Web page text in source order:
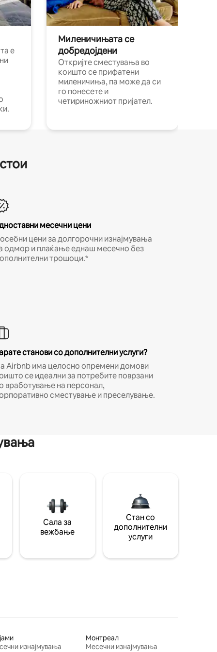
е
Миленичињата се
добредојдени
Откријте сместувања во
коишто се прифатени
миленичиња, па може да си
го понесете и
четириножниот пријател.
месечни цени
цени за долгорочни изнајмувања
одмор и плаќање еднаш месечно без
трошоци.*
станови со дополнителни услуги?
Airbnb има целосно опремени домови
се идеални за потребите поврзани
вработување на персонал,
сместување и преселување.
Сала за
вежбање
Стан со
дополнителни
услуги
изнајмувања
Монтреал
Месечни изнајмувања